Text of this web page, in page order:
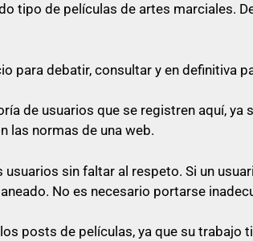
una peli, puede perfectamente no
usuario comente en su post con un
«Gracias», no vale «pásame el
tipo de películas de artes marciales.
para debatir, consultar y en definitiva
de usuarios que se registren aquí,
las normas de una web.
usuarios sin faltar al respeto. Si un
No es necesario portarse
posts de películas, ya que su trabajo